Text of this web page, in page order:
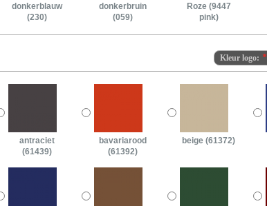
donkerblauw
(230)
donkerbruin
(059)
Roze (9447
pink)
Kleur logo:
antraciet
(61439)
bavariarood
(61392)
beige (61372)